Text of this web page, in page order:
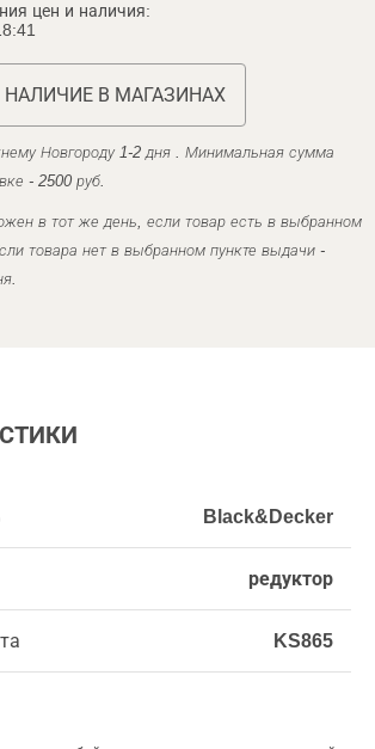
цен и наличия:
НАЛИЧИЕ В МАГАЗИНАХ
Новгороду 1-2 дня . Минимальная сумма
- 2500 руб.
в тот же день, если товар есть в выбранном
товара нет в выбранном пункте выдачи -
Black&Decker
редуктор
KS865